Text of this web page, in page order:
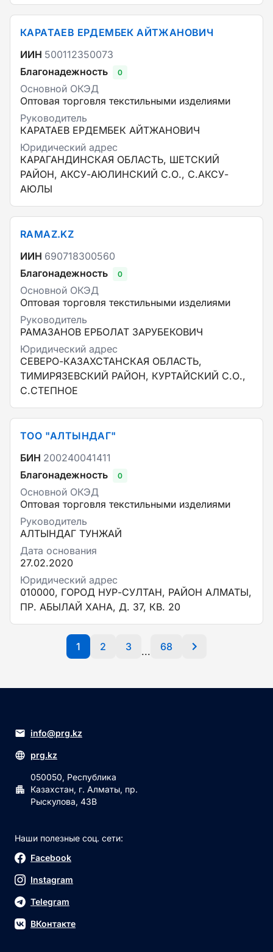
КАРАТАЕВ ЕРДЕМБЕК АЙТЖАНОВИЧ
ИИН 500112350073
Благонадежность
0
Основной ОКЭД
Оптовая торговля текстильными изделиями
Руководитель
КАРАТАЕВ ЕРДЕМБЕК АЙТЖАНОВИЧ
Юридический адрес
КАРАГАНДИНСКАЯ ОБЛАСТЬ, ШЕТСКИЙ
РАЙОН, АКСУ-АЮЛИНСКИЙ С.О., С.АКСУ-
АЮЛЫ
RAMAZ.KZ
ИИН 690718300560
Благонадежность
0
Основной ОКЭД
Оптовая торговля текстильными изделиями
Руководитель
РАМАЗАНОВ ЕРБОЛАТ ЗАРУБЕКОВИЧ
Юридический адрес
СЕВЕРО-КАЗАХСТАНСКАЯ ОБЛАСТЬ,
ТИМИРЯЗЕВСКИЙ РАЙОН, КУРТАЙСКИЙ С.О.,
С.СТЕПНОЕ
ТОО "АЛТЫНДАГ"
БИН 200240041411
Благонадежность
0
Основной ОКЭД
Оптовая торговля текстильными изделиями
Руководитель
АЛТЫНДАГ ТУНЖАЙ
Дата основания
27.02.2020
Юридический адрес
010000, ГОРОД НУР-СУЛТАН, РАЙОН АЛМАТЫ,
ПР. АБЫЛАЙ ХАНА, Д. 37, КВ. 20
1 2 3 ... 68
info@prg.kz
prg.kz
050050, Республика
Казахстан, г. Алматы, пр.
Рыскулова, 43В
Наши полезные соц. сети:
Facebook
Instagram
Telegram
ВКонтакте